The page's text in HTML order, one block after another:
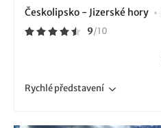
Českolipsko - Jizerské hory
9/10
Rychlépředstavení